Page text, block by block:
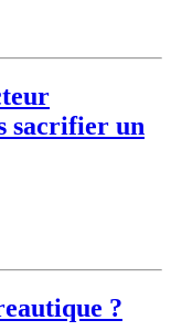
sacrifier un
?